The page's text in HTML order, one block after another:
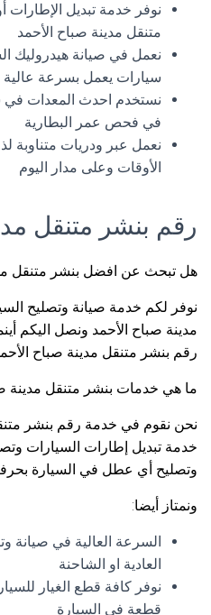
نوفر خدمة تبديل الإطارات
متنقل مدينة صباح الأحمد
نعمل في صيانة هيدروليك
سيارات يعمل بسرعة عالية
نستخدم احدث المعدات في
في فحص عمر البطارية
نعمل عبر ودريات متناوبة
الأوقات وعلى مدار اليوم
رقم بنشر متنقل
هل تبحث عن افضل بنشر متنقل
نوفر لكم خدمة صيانة وتصليح
مدينة صباح الأحمد ونصل اليكم
رقم بنشر متنقل مدينة صباح
ما هي خدمات بنشر متنقل مدينة
نحن نقوم في خدمة رقم بنشر
خدمة تبديل إطارات السيارات
وتصليح أي عطل في السيارة
ونمتاز أيضا:
السرعة العالية في صيانة
العادية او الشاحنة
نوفر كافة قطع الغيار
قطعة في السيارة